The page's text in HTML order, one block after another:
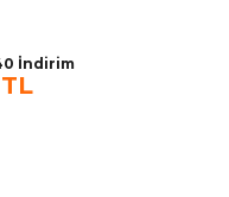
İndirim